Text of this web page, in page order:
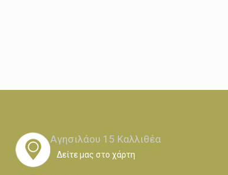
Αγησιλάου 15 Καλλιθέα
Δείτε μας στο χάρτη